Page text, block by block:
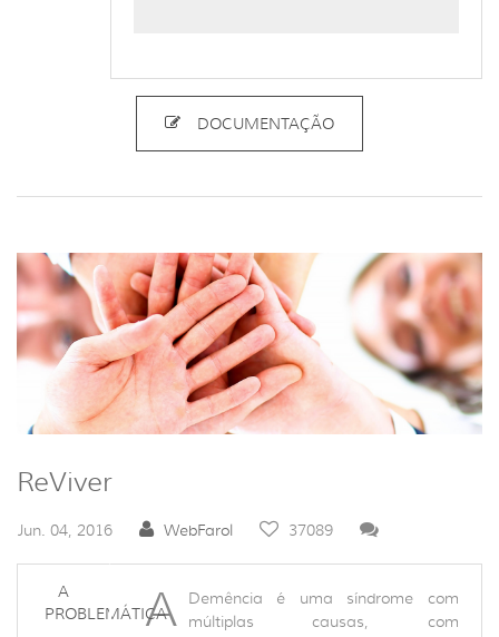
DOCUMENTAÇÃO
ReViver
Jun. 04, 2016 WebFarol 37089
A
PROBLEMÁTICA
A
Demência é uma síndrome com
múltiplas causas, com